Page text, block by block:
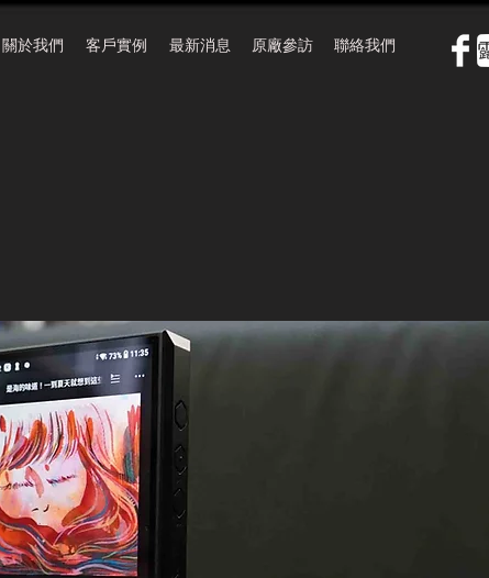
關於我們 客戶實例 最新消息 原廠參訪 聯絡我們